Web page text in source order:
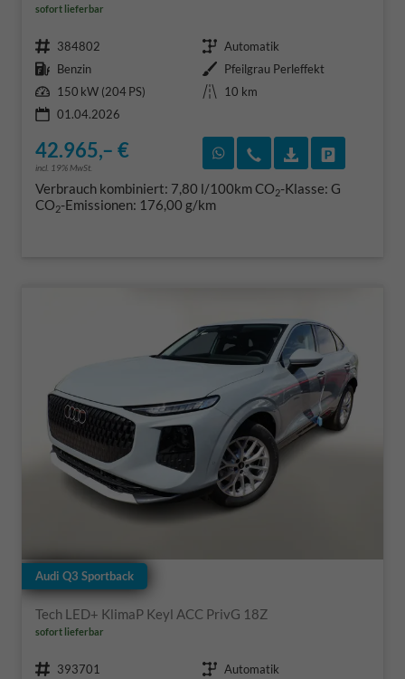
sofort lieferbar
Fahrzeugnr. 384802 Getriebe Automatik
Kraftstoff Benzin Außenfarbe Pfeilgrau Perleffekt
Leistung 150 kW (204 PS) Kilometerstand
10 km
01.04.2026
42.965,– €
incl. 19% MwSt.
Rückruf vereinbaren
Wir rufen Sie an
Verbrauch kombiniert: 7,80 l/100kmCO2-Klasse: G
CO2-Emissionen: 176,00 g/km
Audi Q3 Sportback
Tech LED+ KlimaP Keyl ACC PrivG 18Z
sofort lieferbar
Fahrzeugnr. 393701 Getriebe Automatik